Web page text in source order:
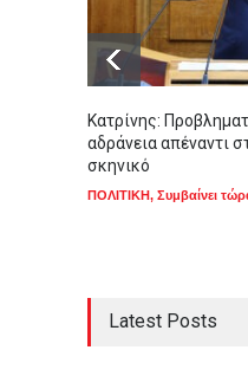
Κατρίνης:
αδράνεια απέναντι
σκηνικό
ΠΟΛΙΤΙΚΗ, Συμβαίνει
Latest Posts